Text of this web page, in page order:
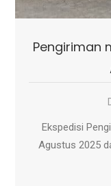
Pengiriman
Ekspedisi
Agustus 2025